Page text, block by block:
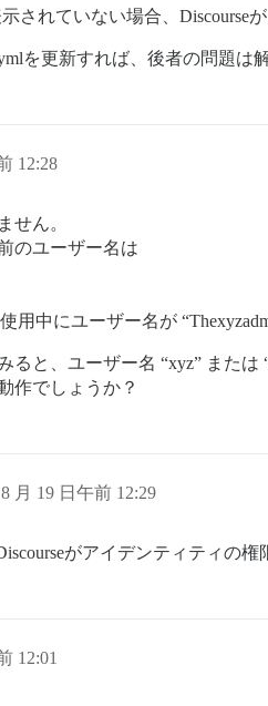
されていない場合、Discourse
を更新すれば、後者の問題は
12:28
せん。
のユーザー名は
用中にユーザー名が
ると、ユーザー名 “xyz” また
作でしょうか？
月 19 日午前 12:29
がアイデンティティの権
12:01